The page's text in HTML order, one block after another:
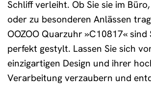
Schliff verleiht. Ob Sie sie im
oder zu besonderen Anlässen
OOZOO Quarzuhr »C10817« sind
perfekt gestylt. Lassen Sie sich
einzigartigen Design und ihrer
Verarbeitung verzaubern und